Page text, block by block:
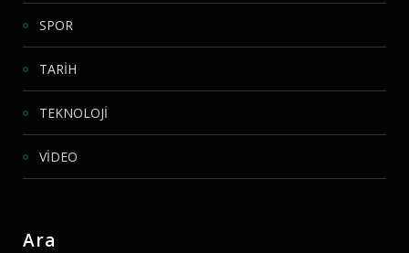
SPOR
TARİH
TEKNOLOJİ
VİDEO
Ara